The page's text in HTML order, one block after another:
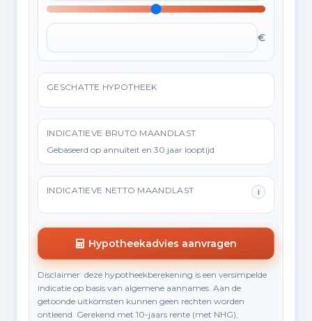
€
GESCHATTE HYPOTHEEK
INDICATIEVE BRUTO MAANDLAST
Gebaseerd op annuïteit en 30 jaar looptijd
INDICATIEVE NETTO MAANDLAST i
Hypotheekadvies aanvragen
Disclaimer: deze hypotheekberekening is een versimpelde
indicatie op basis van algemene aannames. Aan de
getoonde uitkomsten kunnen geen rechten worden
ontleend. Gerekend met 10-jaars rente (met NHG),